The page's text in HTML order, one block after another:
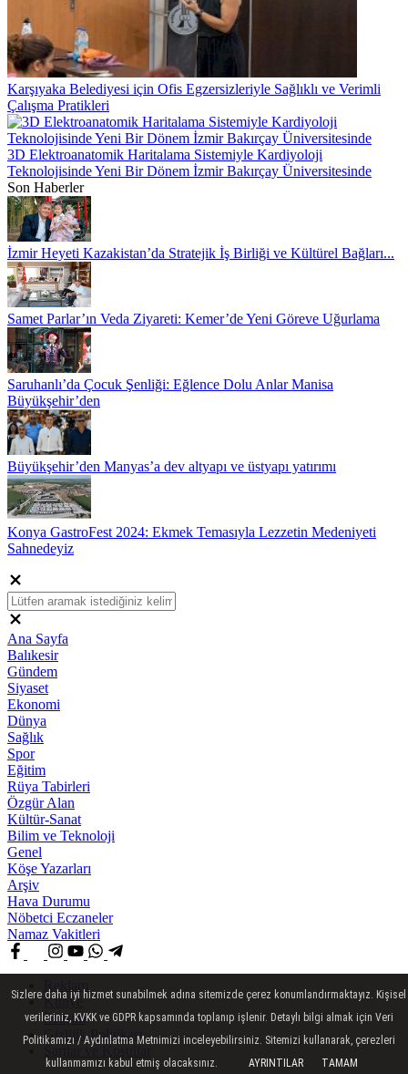
Karşıyaka Belediyesi için Ofis Egzersizleriyle Sağlıklı ve Verimli
Çalışma Pratikleri
3D Elektroanatomik Haritalama Sistemiyle Kardiyoloji
Teknolojisinde Yeni Bir Dönem İzmir Bakırçay Üniversitesinde
Son Haberler
İzmir Heyeti Kazakistan’da Stratejik İş Birliği ve Kültürel Bağları...
Samet Parlar’ın Veda Ziyareti: Kemer’de Yeni Göreve Uğurlama
Saruhanlı’da Çocuk Şenliği: Eğlence Dolu Anlar Manisa
Büyükşehir’den
Büyükşehir’den Manyas’a dev altyapı ve üstyapı yatırımı
Konya GastroFest 2024: Ekmek Temasıyla Lezzetin Medeniyeti
Sahnedeyiz
Ana Sayfa
Balıkesir
Gündem
Siyaset
Ekonomi
Dünya
Sağlık
Spor
Eğitim
Rüya Tabirleri
Özgür Alan
Kültür-Sanat
Bilim ve Teknoloji
Genel
Köşe Yazarları
Arşiv
Hava Durumu
Nöbetci Eczaneler
Namaz Vakitleri
Künye
İletişim
Gizlilik Politikasi
Şartlar ve Koşullar
Sizlere daha iyi hizmet sunabilmek adına sitemizde çerez konumlandırmaktayız. Kişisel
verileriniz, KVKK ve GDPR kapsamında toplanıp işlenir. Detaylı bilgi almak için Veri
Politikamızı / Aydınlatma Metnimizi inceleyebilirsiniz. Sitemizi kullanarak, çerezleri
kullanmamızı kabul etmiş olacaksınız.
AYRINTILAR TAMAM